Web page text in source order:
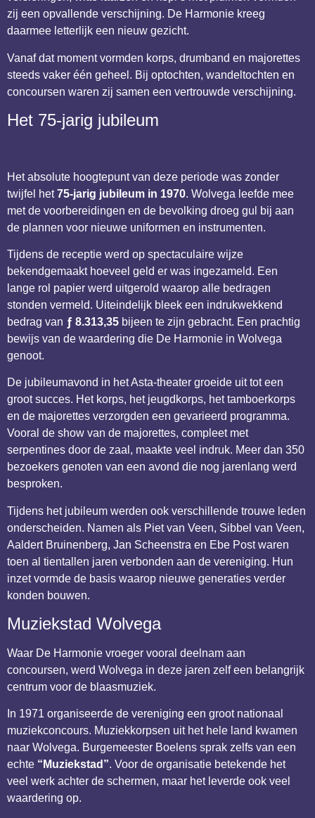
zij een opvallende verschijning. De Harmonie kreeg
daarmee letterlijk een nieuw gezicht.
Vanaf dat moment vormden korps, drumband en majorettes
steeds vaker één geheel. Bij optochten, wandeltochten en
concoursen waren zij samen een vertrouwde verschijning.
Het 75-jarig jubileum
Het absolute hoogtepunt van deze periode was zonder
twijfel het75-jarig jubileum in 1970. Wolvega leefde mee
met de voorbereidingen en de bevolking droeg gul bij aan
de plannen voor nieuwe uniformen en instrumenten.
Tijdens de receptie werd op spectaculaire wijze
bekendgemaakt hoeveel geld er was ingezameld. Een
lange rol papier werd uitgerold waarop alle bedragen
stonden vermeld. Uiteindelijk bleek een indrukwekkend
bedrag van ƒ 8.313,35 bijeen te zijn gebracht. Een prachtig
bewijs van de waardering die De Harmonie in Wolvega
genoot.
De jubileumavond in het Asta-theater groeide uit tot een
groot succes. Het korps, het jeugdkorps, het tamboerkorps
en de majorettes verzorgden een gevarieerd programma.
Vooral de show van de majorettes, compleet met
serpentines door de zaal, maakte veel indruk. Meer dan 350
bezoekers genoten van een avond die nog jarenlang werd
besproken.
Tijdens het jubileum werden ook verschillende trouwe leden
onderscheiden. Namen als Piet van Veen, Sibbel van Veen,
Aaldert Bruinenberg, Jan Scheenstra en Ebe Post waren
toen al tientallen jaren verbonden aan de vereniging. Hun
inzet vormde de basis waarop nieuwe generaties verder
konden bouwen.
Muziekstad Wolvega
Waar De Harmonie vroeger vooral deelnam aan
concoursen, werd Wolvega in deze jaren zelf een belangrijk
centrum voor de blaasmuziek.
In 1971 organiseerde de vereniging een groot nationaal
muziekconcours. Muziekkorpsen uit het hele land kwamen
naar Wolvega. Burgemeester Boelens sprak zelfs van een
echte “Muziekstad”. Voor de organisatie betekende het
veel werk achter de schermen, maar het leverde ook veel
waardering op.